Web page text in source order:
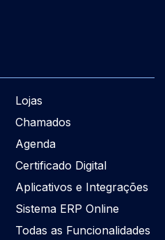
Lojas
Chamados
Agenda
Certificado Digital
Aplicativos e Integrações
Sistema ERP Online
Todas as Funcionalidades